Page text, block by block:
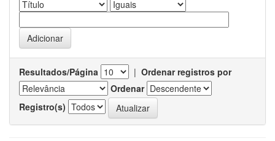
Resultados/Página | Ordenar registros por
Ordenar
Registro(s)